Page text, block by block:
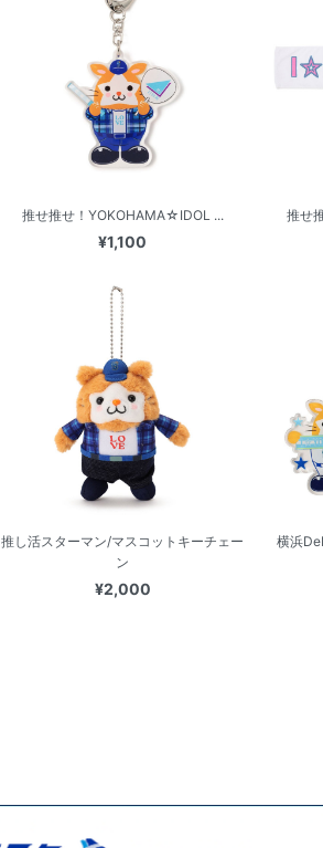
推せ推せ！YOKOHAMA☆IDOL ...
¥1,100
推せ
推し活スターマン/マスコットキーチェー
ン
¥2,000
横浜